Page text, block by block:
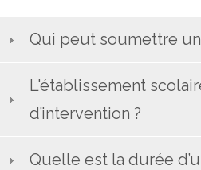
Qui peut soumettre
L'établissement
d’intervention ?
Quelle est la durée